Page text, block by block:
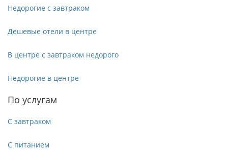
Недорогие с завтраком
Дешевые отели в центре
В центре с завтраком недорого
Недорогие в центре
По услугам
С завтраком
С питанием